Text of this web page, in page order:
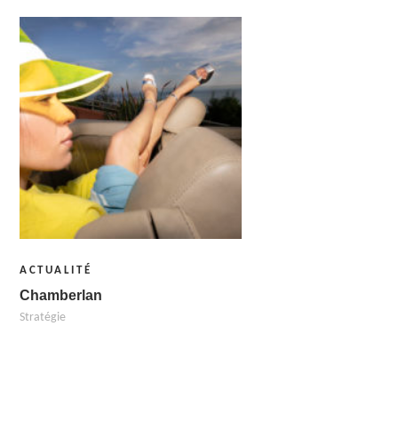
ACTUALITÉ
Chamberlan
Stratégie